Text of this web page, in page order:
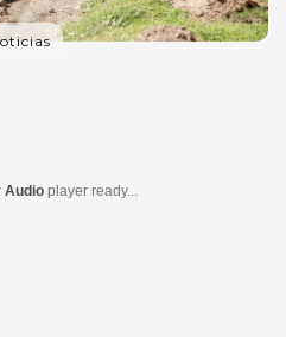
Audio player ready...